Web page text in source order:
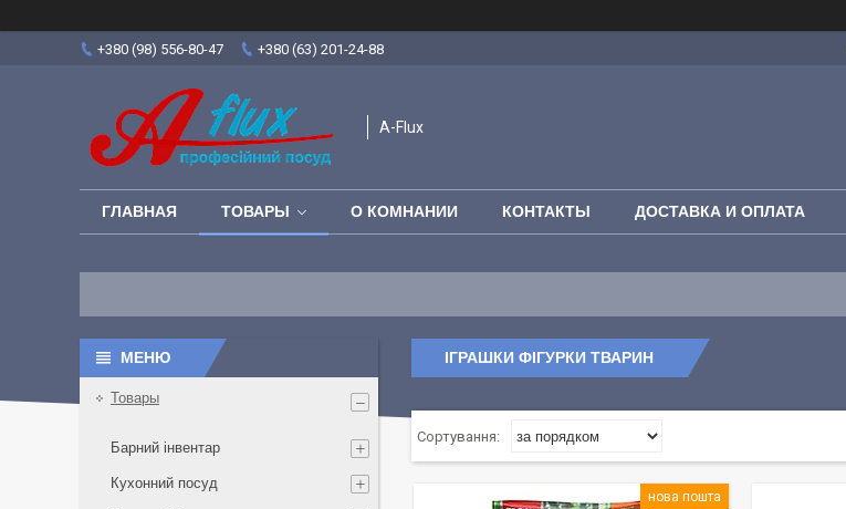
+380 (98) 556-80-47 +380 (63) 201-24-88
A-Flux
ГЛАВНАЯ ТОВАРЫ О КОМНАНИИ КОНТАКТЫ ДОСТАВКА И ОПЛАТА
ІГРАШКИ ФІГУРКИ ТВАРИН
нова пошта
Товары
Барний інвентар
Кухонний посуд